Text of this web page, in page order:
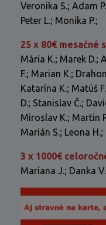
Veronika S.; Adam
Peter L.; Monika P.;
25 x 80€ mesačné
Mária K.; Marek D.;
F.; Marian K.;
Katarína K.; Matúš
D.; Stanislav Č.;
Miroslav K.; Martin
Marián S.; Leona H.;
3 x 1000€
Mariana J.; Danka